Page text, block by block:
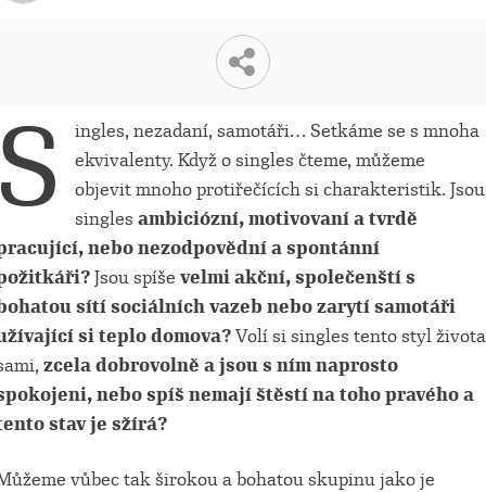
ingles, nezadaní, samotáři… Setkáme se s mnoha
ekvivalenty. Když o singles čteme, můžeme
objevit mnoho protiřečících si charakteristik. Jsou
singles ambiciózní, motivovaní a tvrdě
nebo nezodpovědní a spontánní
Jsou spíše velmi akční, společenští s
sítí sociálních vazeb nebo zarytí samotáři
si teplo domova?Volí si singles tento styl života
zcela dobrovolně a jsou s ním naprosto
nebo spíš nemají štěstí na toho pravého a
stav je sžírá?
vůbec tak širokou a bohatou skupinu jako je